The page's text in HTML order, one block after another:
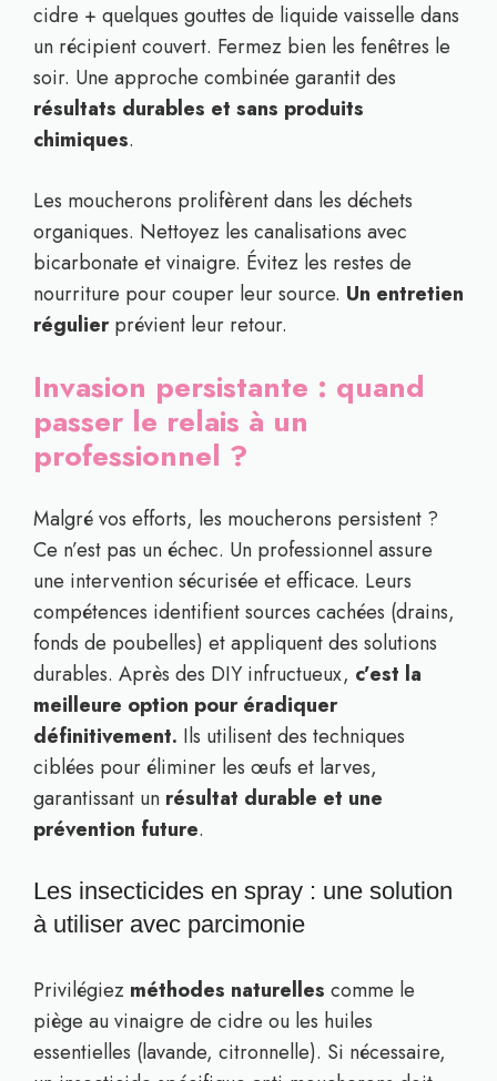
cidre + quelques gouttes de liquide vaisselle dans
un récipient couvert. Fermez bien les fenêtres le
soir. Une approche combinée garantit des
résultats durables et sans produits
chimiques.
Les moucherons prolifèrent dans les déchets
organiques. Nettoyez les canalisations avec
bicarbonate et vinaigre. Évitez les restes de
nourriture pour couper leur source. Un entretien
régulierprévient leur retour.
Invasion persistante : quand
passer le relais à un
professionnel ?
Malgré vos efforts, les moucherons persistent ?
Ce n’est pas un échec. Un professionnel assure
une intervention sécurisée et efficace. Leurs
compétences identifient sources cachées (drains,
fonds de poubelles) et appliquent des solutions
durables. Après des DIY infructueux, c’est la
meilleure option pour éradiquer
définitivement. Ils utilisent des techniques
ciblées pour éliminer les œufs et larves,
garantissant un résultat durable et une
prévention future.
Les insecticides en spray : une solution
à utiliser avec parcimonie
Privilégiez méthodes naturelles comme le
piège au vinaigre de cidre ou les huiles
essentielles (lavande, citronnelle). Si nécessaire,